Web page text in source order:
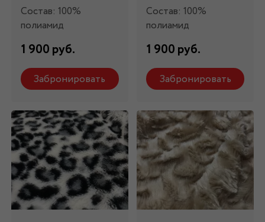
Состав: 100%
полиамид
1 900 руб.
Забронировать
Состав: 100%
полиамид
1 900 руб.
Забронировать